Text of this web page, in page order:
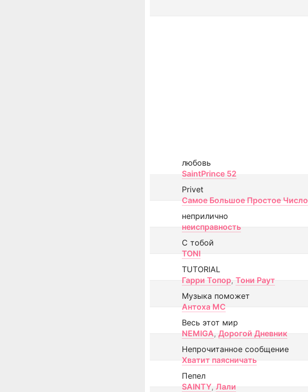
любовь
SaintPrince 52
Privet
Самое Большое Простое Число
неприлично
неисправность
С тобой
TONI
TUTORIAL
Гарри Топор, Тони Раут
Музыка поможет
Антоха МС
Весь этот мир
NEMIGA, Дорогой Дневник
Непрочитанное сообщение
Хватит паясничать
Пепел
SAINTY, Лали